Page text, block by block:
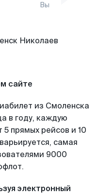
Вы
сайте
из Смоленска
в году, каждую
прямых рейсов и 10
самая
9000
электронный